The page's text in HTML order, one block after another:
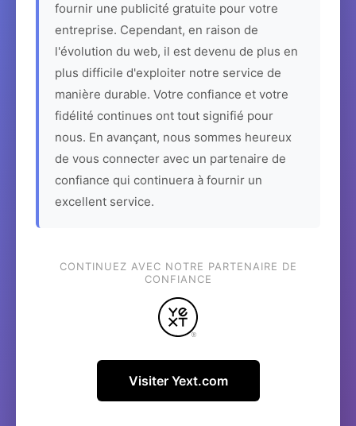
fournir une publicité gratuite pour votre
entreprise. Cependant, en raison de
l'évolution du web, il est devenu de plus en
plus difficile d'exploiter notre service de
manière durable. Votre confiance et votre
fidélité continues ont tout signifié pour
nous. En avançant, nous sommes heureux
de vous connecter avec un partenaire de
confiance qui continuera à fournir un
excellent service.
CONTINUEZ AVEC NOTRE PARTENAIRE DE
CONFIANCE
Visiter Yext.com